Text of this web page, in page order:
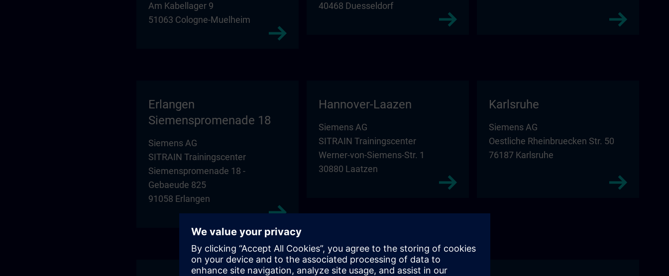
Am Kabellager 9
51063 Cologne-Muelheim
40468 Duesseldorf
Erlangen
Siemenspromenade 18
Siemens AG
SITRAIN Trainingscenter
Siemenspromenade 18 -
Gebaeude 825
91058 Erlangen
Hannover-Laazen
Siemens AG
SITRAIN Trainingscenter
Werner-von-Siemens-Str. 1
30880 Laatzen
Karlsruhe
Siemens AG
Oestliche Rheinbruecken Str. 50
76187 Karlsruhe